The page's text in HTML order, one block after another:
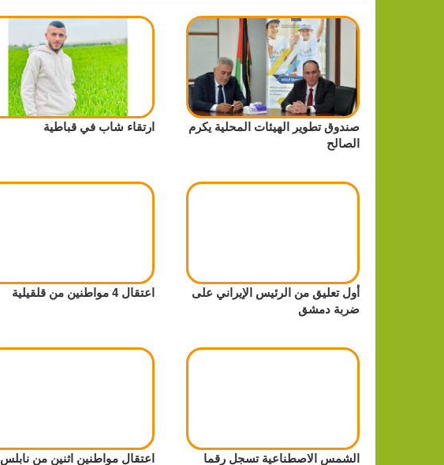
صندوق تطوير الهيئات المحلية يكرم
الصالح
ارتقاء شاب في قباطية
أول تعليق من الرئيس الإيراني على
ضربة دمشق
اعتقال 4 مواطنين من قلقيلية
الشمس الاصطناعية تسجل رقما
اعتقال مواطنين اثنين من نابلس